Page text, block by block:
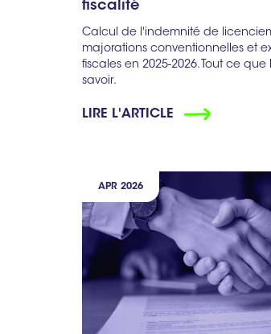
fiscalité
Calcul de l'indemnité de
majorations conventionnelles et
fiscales en 2025-2026. Tout ce
savoir.
LIRE L'ARTICLE
APR 2026